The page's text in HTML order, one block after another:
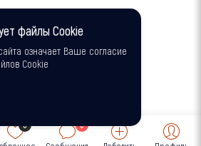
0 0
файлы Cookie
означает Ваше согласие
Cookie